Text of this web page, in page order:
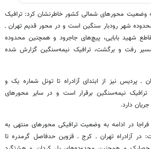
وضعیت محورهای شمالی کشور خاطرنشان کرد: ترافیک
شهر رودبار سنگین است و در محور قدیم تهران ـ
شهید بابایی، پیچ‌های جاجرود و همچنین محدوده
رفت و برگشت، ترافیک نیمه‌سنگین گزارش شده
ـ پردیس نیز از ابتدای آزادراه تا تونل شماره یک و
نیمه‌سنگین برقرار است و در سایر محورهای
دارد.
در ادامه به وضعیت ترافیکی محورهای منتهی به
در آزادراه تهران ـ کرج ـ قزوین حدفاصل گرمدره تا